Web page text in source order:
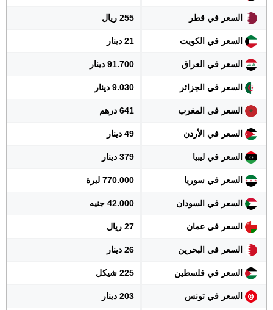
السعر في قطر 255 ريال
السعر في الكويت 21 دينار
السعر في العراق 91.700 دينار
السعر في الجزائر 9.030 دينار
السعر في المغرب 641 درهم
السعر في الأردن 49 دينار
السعر في ليبيا 379 دينار
السعر في سوريا 770.000 ليرة
السعر في السودان 42.000 جنيه
السعر في عمان 27 ريال
السعر في البحرين 26 دينار
السعر في فلسطين 225 شيكل
السعر في تونس 203 دينار